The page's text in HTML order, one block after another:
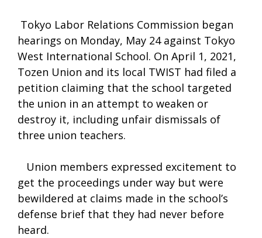
Tokyo Labor Relations Commission began
hearings on Monday, May 24 against Tokyo
West International School. On April 1, 2021,
Tozen Union and its local TWIST had filed a
petition claiming that the school targeted
the union in an attempt to weaken or
destroy it, including unfair dismissals of
three union teachers.
Union members expressed excitement to
get the proceedings under way but were
bewildered at claims made in the school’s
defense brief that they had never before
heard.